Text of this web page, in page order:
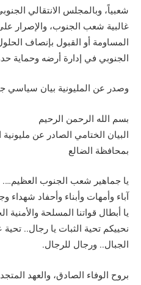
شعبياً، وبالمجلس الانتقالي
غالبية شعب الجنوب، والإصرار
المساومة أو القبول بإنصاف
الجنوبي في إدارة أرضه وحماية
وصدر عن المليونية بيان سياسي
بسم الله الرحمن الرحيم
البيان الختامي الصادر عن
بمحافظة الضالع
يا جماهير شعب الجنوب العظيم….
آباء وأمهات وأبناء وأحفاد شهداء
يا أبطال قواتنا المسلحة والأمنية
نحييكم تحية الثبات يا رجال..
الجبال.. ورجال للرجال.
بروح الوفاء الصادق، والعهد